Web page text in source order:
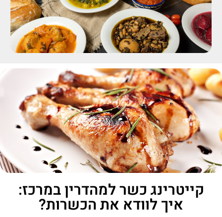
קייטרינג כשר למהדרין במרכז:
איך לוודא את הכשרות?